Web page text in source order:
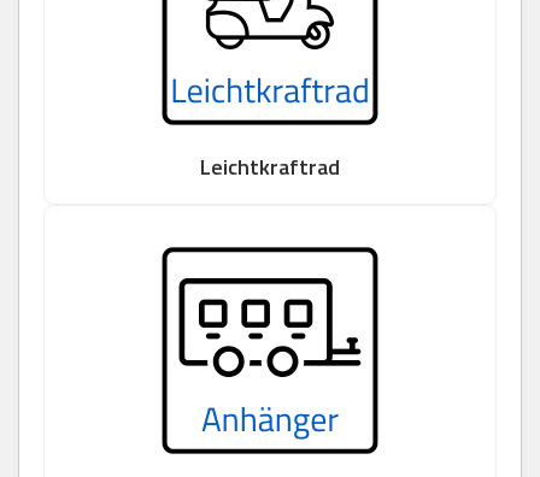
Leichtkraftrad